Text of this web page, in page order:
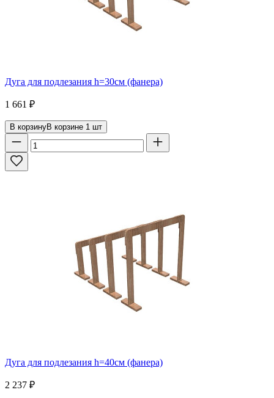
Дуга для подлезания h=30см (фанера)
1 661 ₽
В корзинуВ корзине 1 шт
Дуга для подлезания h=40см (фанера)
2 237 ₽